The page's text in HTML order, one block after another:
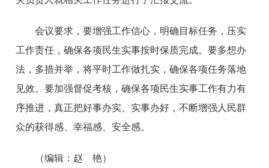
会议要求，要增强工作信心，明确目标任务，压实
工作责任，确保各项民生实事按时保质完成。要多想办
法，多措并举，将平时工作做扎实，确保各项任务落地
见效。要加强督促考核，确保各项民生实事工作有力有
序推进，真正把好事办实、实事办好，不断增强人民群
众的获得感、幸福感、安全感。
（编辑：赵 艳）